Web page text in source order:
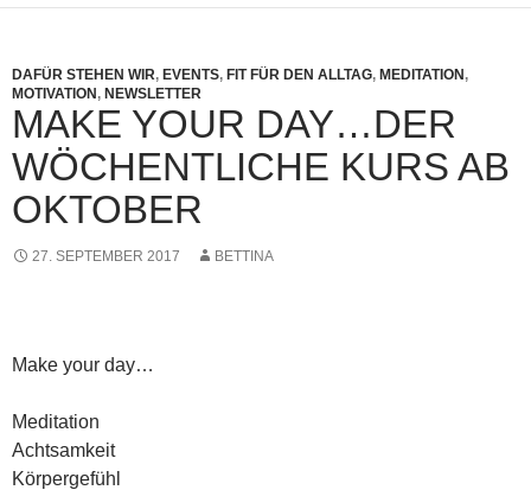
DAFÜR STEHEN WIR, EVENTS, FIT FÜR DEN ALLTAG, MEDITATION,
MOTIVATION, NEWSLETTER
MAKE YOUR DAY…DER
WÖCHENTLICHE KURS AB
OKTOBER
27. SEPTEMBER 2017 BETTINA
Make your day…
Meditation
Achtsamkeit
Körpergefühl